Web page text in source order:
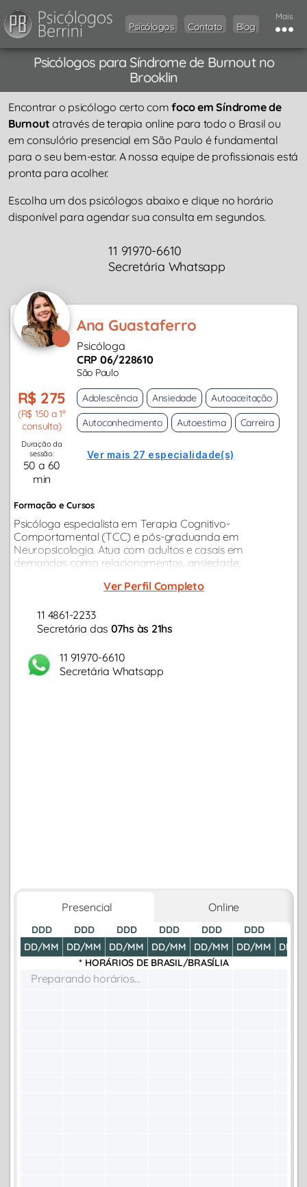
Psicólogos Contato Blog
Mais
Psicólogos para Síndrome de Burnout no
Brooklin
Encontrar o psicólogo certo comfoco em Síndrome de
Burnout através de terapia online para todo o Brasil ou
em consulório presencial em São Paulo é fundamental
para o seu bem-estar. A nossa equipe de profissionais está
pronta para acolher.
Escolha um dos psicólogos abaixo e clique no horário
disponível para agendar sua consulta em segundos.
11 91970-6610
Secretária Whatsapp
Ana Guastaferro
Psicóloga
CRP 06/228610
São Paulo
R$ 275
(R$ 150 a 1ª
consulta)
Duração da
sessão:
50 a 60
min
Adolescência Ansiedade
Autoaceitação
Autoconhecimento
Autoestima Carreira
Ver mais 27 especialidade(s)
Formação e Cursos
Psicóloga especialista em Terapia Cognitivo-
Comportamental (TCC) e pós-graduanda em
Neuropsicologia. Atua com adultos e casais em
demandas como relacionamentos. ansiedade,
transição de carreira.Ver Perfil Completo
11 4861-2233
Secretária das 07hs às 21hs
11 91970-6610
Secretária Whatsapp
Presencial Online
DDD
DD/MM
DDD
DD/MM
DDD
DD/MM
DDD
DD/MM
DDD
DD/MM
DDD
DD/MM
DD/
* HORÁRIOS DE BRASIL/BRASÍLIA
Preparando horários...